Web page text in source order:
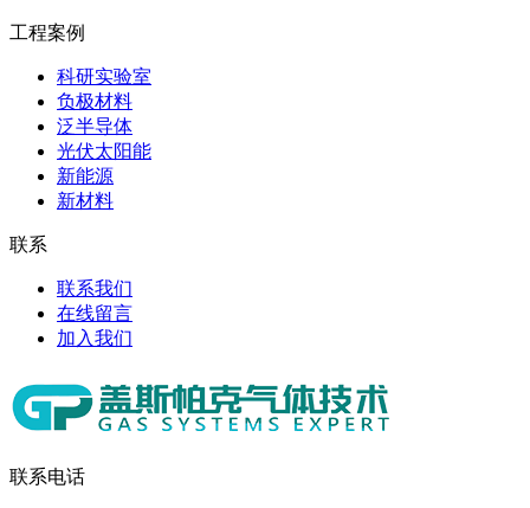
工程案例
科研实验室
负极材料
泛半导体
光伏太阳能
新能源
新材料
联系
联系我们
在线留言
加入我们
联系电话